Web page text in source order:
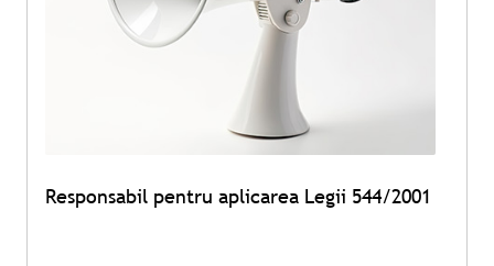
Responsabil pentru aplicarea Legii 544/2001